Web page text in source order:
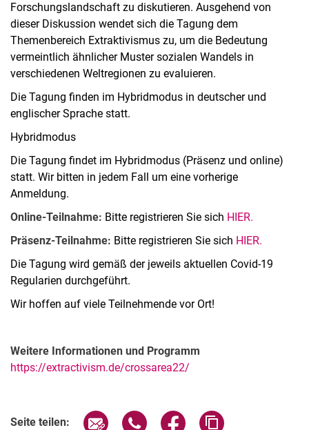
Forschungslandschaft zu diskutieren. Ausgehend von
dieser Diskussion wendet sich die Tagung dem
Themenbereich Extraktivismus zu, um die Bedeutung
vermeintlich ähnlicher Muster sozialen Wandels in
verschiedenen Weltregionen zu evaluieren.
Die Tagung finden im Hybridmodus in deutscher und
englischer Sprache statt.
Hybridmodus
Die Tagung findet im Hybridmodus (Präsenz und online)
statt. Wir bitten in jedem Fall um eine vorherige
Anmeldung.
Online-Teilnahme: Bitte registrieren Sie sich HIER.
Präsenz-Teilnahme: Bitte registrieren Sie sich HIER.
Die Tagung wird gemäß der jeweils aktuellen Covid-19
Regularien durchgeführt.
Wir hoffen auf viele Teilnehmende vor Ort!
Weitere Informationen und Programm
https://extractivism.de/crossarea22/
Seite teilen: Seite über E-Mail teilen
Seite über WhatsApp teilen
Seite über Facebook